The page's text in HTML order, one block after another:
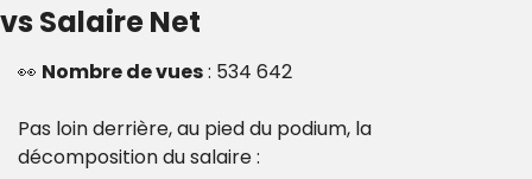
vs Salaire Net
👀 Nombre de vues : 534 642
Pas loin derrière, au pied du podium, la
décomposition du salaire :